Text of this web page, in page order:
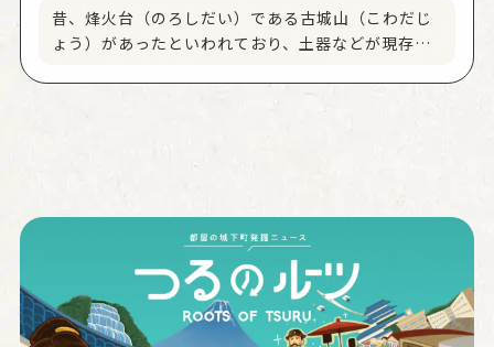
昔、烽火台（のろしだい）である古城山（こわだじ
ょう）があったといわれており、土器などが現存し